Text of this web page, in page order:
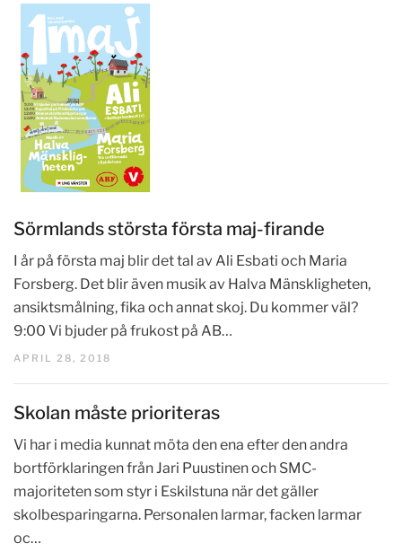
Sörmlands största första maj-firande
I år på första maj blir det tal av Ali Esbati och Maria
Forsberg. Det blir även musik av Halva Mänskligheten,
ansiktsmålning, fika och annat skoj. Du kommer väl?
9:00 Vi bjuder på frukost på AB…
APRIL 28, 2018
Skolan måste prioriteras
Vi har i media kunnat möta den ena efter den andra
bortförklaringen från Jari Puustinen och SMC-
majoriteten som styr i Eskilstuna när det gäller
skolbesparingarna. Personalen larmar, facken larmar
oc…